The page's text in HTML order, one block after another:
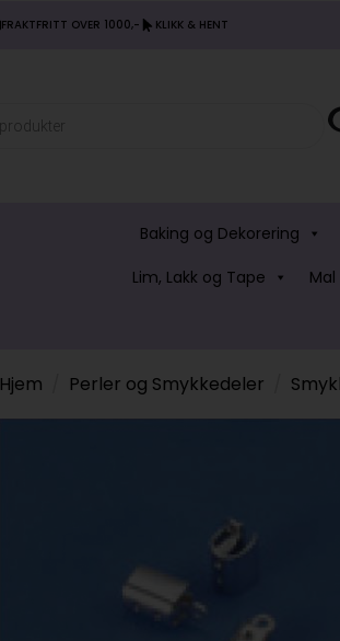
FRAKTFRITT OVER 1000,- KLIKK & HENT
Baking og Dekorering
Lim, Lakk og Tape
Hjem Perler og Smykkedeler